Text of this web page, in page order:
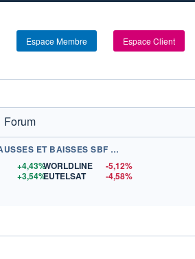
Espace Membre Espace Client
Forum
+ FORTES HAUSSES ET BAISSES SBF 120
+4,43%
+3,54%
WORLDLINE
-5,12%
EUTELSAT
-4,58%